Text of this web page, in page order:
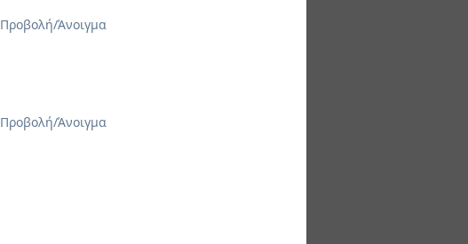
Προβολή/Άνοιγμα
Προβολή/Άνοιγμα